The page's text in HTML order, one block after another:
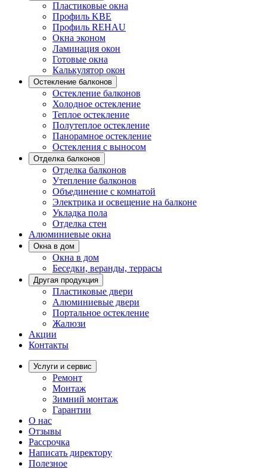
Пластиковые окна
Профиль KBE
Профиль REHAU
Окна эконом
Ламинация окон
Готовые окна
Калькулятор окон
Остекление балконов
Остекление балконов
Холодное остекление
Теплое остекление
Полутеплое остекление
Панорамное остекление
Остекления с выносом
Отделка балконов
Отделка балконов
Утепление балконов
Объединение с комнатой
Электрика и освещение на балконе
Укладка пола
Отделка стен
Алюминиевые окна
Окна в дом
Окна в дом
Беседки, веранды, террасы
Другая продукция
Пластиковые двери
Алюминиевые двери
Портальное остекление
Жалюзи
Акции
Контакты
Услуги и сервис
Ремонт
Монтаж
Зимний монтаж
Гарантии
О нас
Отзывы
Рассрочка
Написать директору
Полезное